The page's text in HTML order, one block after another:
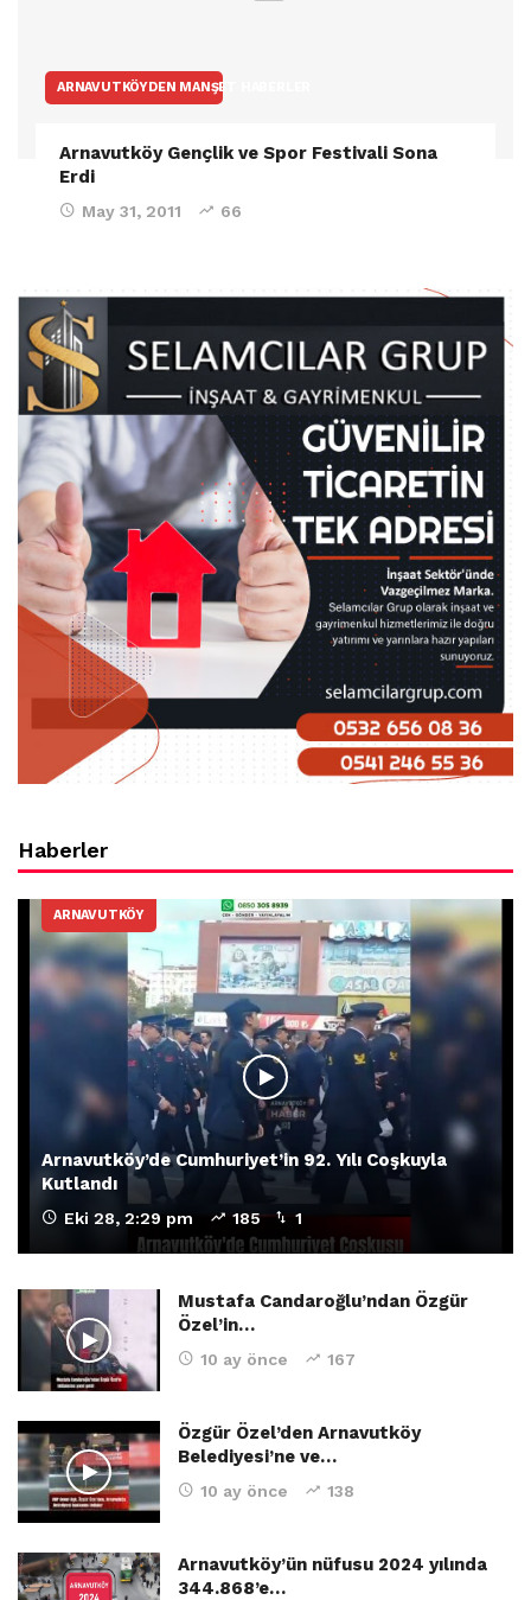
ARNAVUTKÖYDEN MANŞET HABERLER
Arnavutköy Gençlik ve Spor Festivali Sona
Erdi
May 31, 2011 66
Haberler
ARNAVUTKÖY
Arnavutköy’de Cumhuriyet’in 92. Yılı Coşkuyla
Kutlandı
Eki 28, 2:29 pm 185 1
Mustafa Candaroğlu’ndan Özgür
Özel’in…
10 ay önce 167
Özgür Özel’den Arnavutköy
Belediyesi’ne ve…
10 ay önce 138
Arnavutköy’ün nüfusu 2024 yılında
344.868’e…